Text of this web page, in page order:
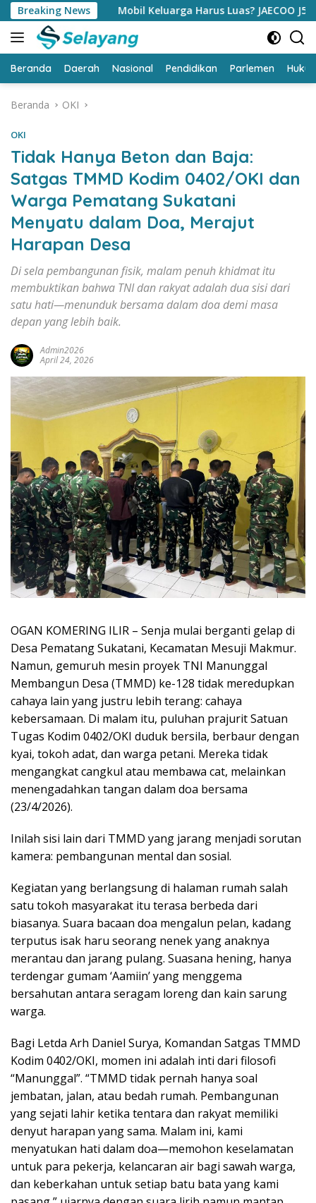
Langsung
ke
konten
Breaking News
Mobil Keluarga Harus Luas? JAECOO J5 EV Punya
Beranda Daerah Nasional Pendidikan Parlemen
Beranda OKI
OKI
Tidak Hanya Beton dan Baja:
Satgas TMMD Kodim 0402/OKI dan
Warga Pematang Sukatani
Menyatu dalam Doa, Merajut
Harapan Desa
Di sela pembangunan fisik, malam penuh khidmat itu
membuktikan bahwa TNI dan rakyat adalah dua sisi dari
satu hati—menunduk bersama dalam doa demi masa
depan yang lebih baik.
Admin2026
April 24, 2026
OGAN KOMERING ILIR – Senja mulai berganti gelap di
Desa Pematang Sukatani, Kecamatan Mesuji Makmur.
Namun, gemuruh mesin proyek TNI Manunggal
Membangun Desa (TMMD) ke-128 tidak meredupkan
cahaya lain yang justru lebih terang: cahaya
kebersamaan. Di malam itu, puluhan prajurit Satuan
Tugas Kodim 0402/OKI duduk bersila, berbaur dengan
kyai, tokoh adat, dan warga petani. Mereka tidak
mengangkat cangkul atau membawa cat, melainkan
menengadahkan tangan dalam doa bersama
(23/4/2026).
Inilah sisi lain dari TMMD yang jarang menjadi sorutan
kamera: pembangunan mental dan sosial.
Kegiatan yang berlangsung di halaman rumah salah
satu tokoh masyarakat itu terasa berbeda dari
biasanya. Suara bacaan doa mengalun pelan, kadang
terputus isak haru seorang nenek yang anaknya
merantau dan jarang pulang. Suasana hening, hanya
terdengar gumam ‘Aamiin’ yang menggema
bersahutan antara seragam loreng dan kain sarung
warga.
Bagi Letda Arh Daniel Surya, Komandan Satgas TMMD
Kodim 0402/OKI, momen ini adalah inti dari filosofi
“Manunggal”. “TMMD tidak pernah hanya soal
jembatan, jalan, atau bedah rumah. Pembangunan
yang sejati lahir ketika tentara dan rakyat memiliki
denyut harapan yang sama. Malam ini, kami
menyatukan hati dalam doa—memohon keselamatan
untuk para pekerja, kelancaran air bagi sawah warga,
dan keberkahan untuk setiap batu bata yang kami